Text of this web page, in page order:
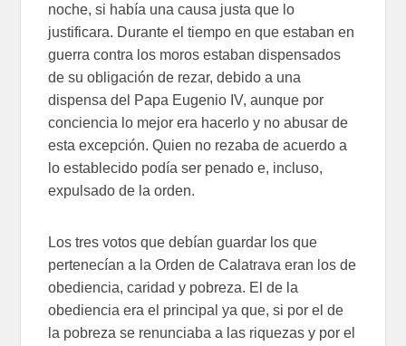
noche, si había una causa justa que lo
justificara. Durante el tiempo en que estaban en
guerra contra los moros estaban dispensados
de su obligación de rezar, debido a una
dispensa del Papa Eugenio IV, aunque por
conciencia lo mejor era hacerlo y no abusar de
esta excepción. Quien no rezaba de acuerdo a
lo establecido podía ser penado e, incluso,
expulsado de la orden.
Los tres votos que debían guardar los que
pertenecían a la Orden de Calatrava eran los de
obediencia, caridad y pobreza. El de la
obediencia era el principal ya que, si por el de
la pobreza se renunciaba a las riquezas y por el